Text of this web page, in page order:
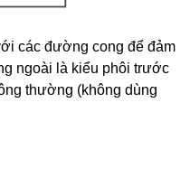
các đường cong để đảm
ngoài là kiểu phôi trước
thường (không dùng